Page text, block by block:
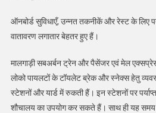
ऑनबोर्ड सुविधाएँ, उन्नत तकनीकें और रेस्ट के लिए
वातावरण लगातार बेहतर हुए हैं।
मालगाड़ी सबअर्बन ट्रेन और पैसेंजर एवं मेल
लोको पायलटों के टॉयलेट ब्रेक और स्नेक्स हेतु
स्टेशनों और यार्ड में रुकती हैं। इन स्टेशनों पर
शौचालय का उपयोग कर सकते हैं। साथ ही यह समय